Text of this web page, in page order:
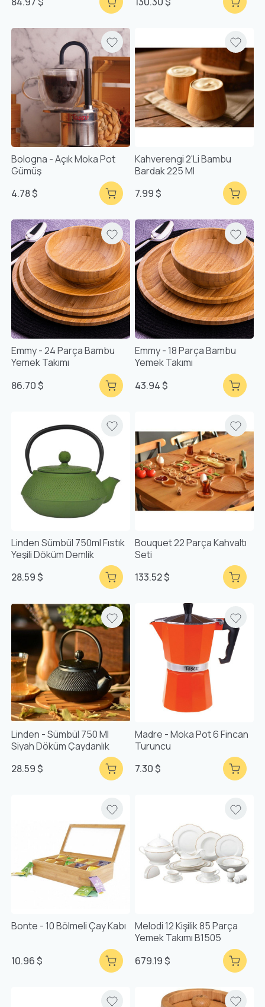
Bologna - Açık Moka Pot
Gümüş
4.78 $
Kahverengi 2'li Bambu
Bardak 225 Ml
7.99 $
Emmy - 24 Parça Bambu
Yemek Takımı
86.70 $
Emmy - 18 Parça Bambu
Yemek Takımı
43.94 $
Linden Sümbül 750ml Fıstık
Yeşili Döküm Demlik
28.59 $
Bouquet 22 Parça Kahvaltı
Seti
133.52 $
Linden - Sümbül 750 Ml
Siyah Döküm Çaydanlık
28.59 $
Madre - Moka Pot 6 Fincan
Turuncu
7.30 $
Bonte - 10 Bölmeli Çay Kabı
10.96 $
Melodi 12 Kişilik 85 Parça
Yemek Takımı B1505
679.19 $